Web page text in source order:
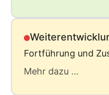
Fortführung und
Mehr dazu ...